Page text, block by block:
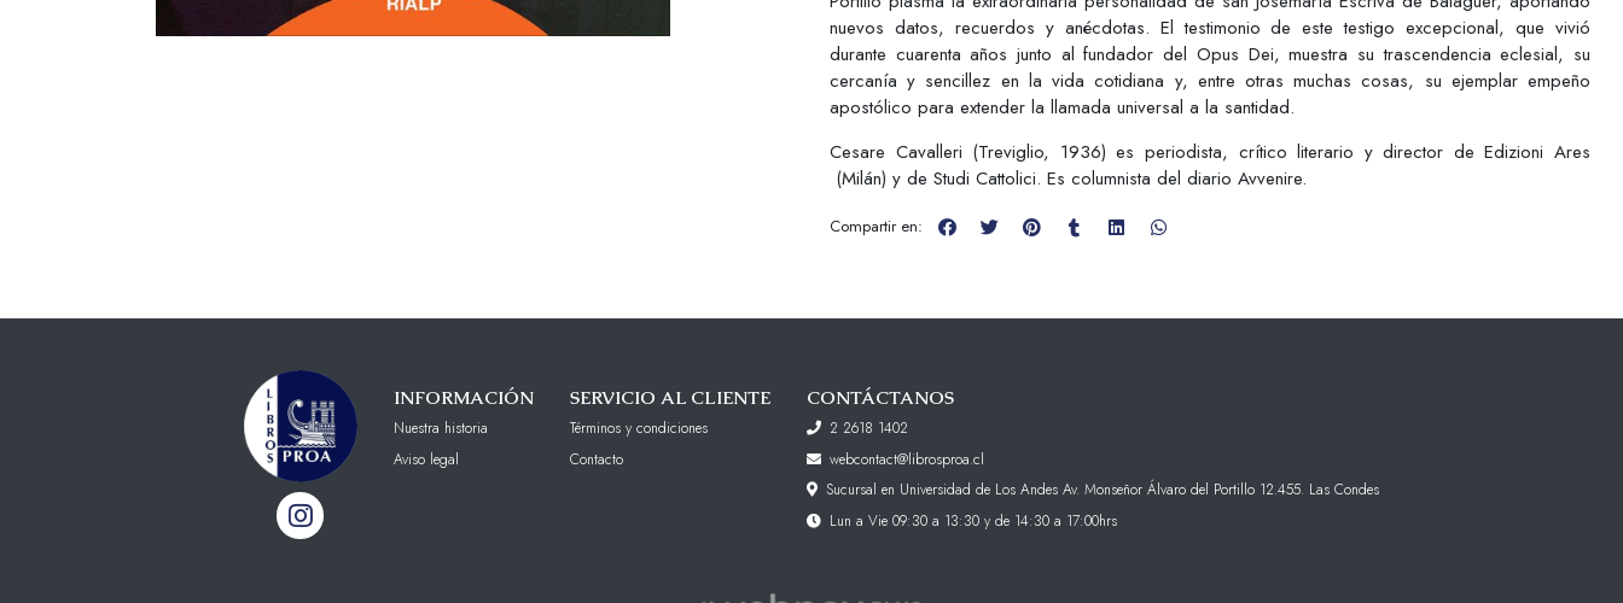
nuevos datos, recuerdos y anécdotas. El testimonio de este testigo excepcional, que vivió
durante cuarenta años junto al fundador del Opus Dei, muestra su trascendencia eclesial, su
cercanía y sencillez en la vida cotidiana y, entre otras muchas cosas, su ejemplar empeño
apostólico para extender la llamada universal a la santidad.
Cesare Cavalleri (Treviglio, 1936) es periodista, crítico literario y director de Edizioni Ares
(Milán) y de Studi Cattolici. Es columnista del diario Avvenire.
Compartir en:
INFORMACIÓN
Nuestra historia
Aviso legal
SERVICIO AL CLIENTE
Términos y condiciones
Contacto
CONTÁCTANOS
2 2618 1402
webcontact@librosproa.cl
Sucursal en Universidad de Los Andes Av. Monseñor Álvaro del Portillo 12.455. Las Condes
Lun a Vie 09:30 a 13:30 y de 14:30 a 17:00hrs